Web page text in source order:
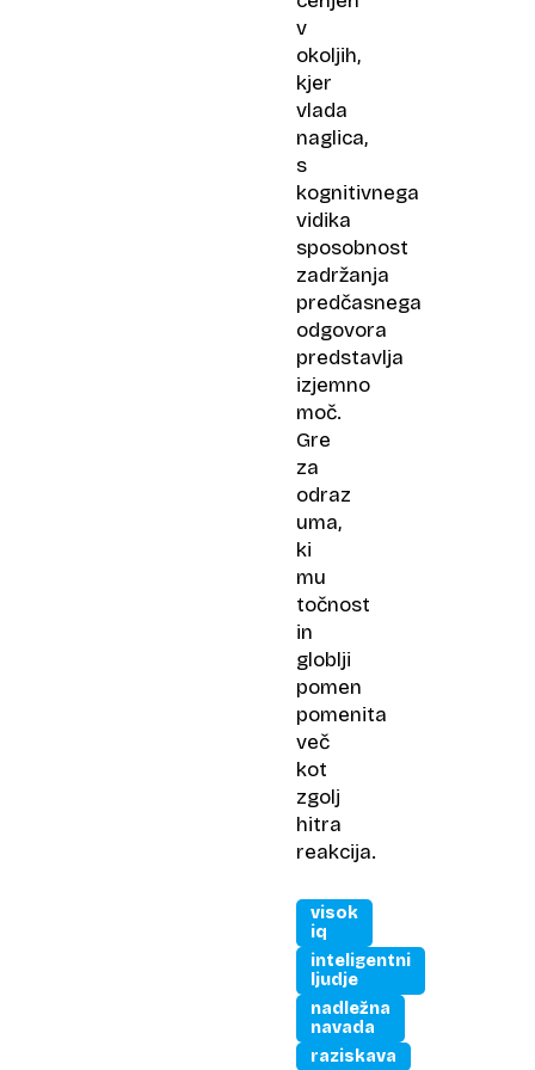
v
okoljih,
kjer
vlada
naglica,
s
kognitivnega
vidika
sposobnost
zadržanja
predčasnega
odgovora
predstavlja
izjemno
moč.
Gre
za
odraz
uma,
ki
mu
točnost
in
globlji
pomen
pomenita
več
kot
zgolj
hitra
reakcija.
visok
iq
inteligentni
ljudje
nadležna
navada
raziskava